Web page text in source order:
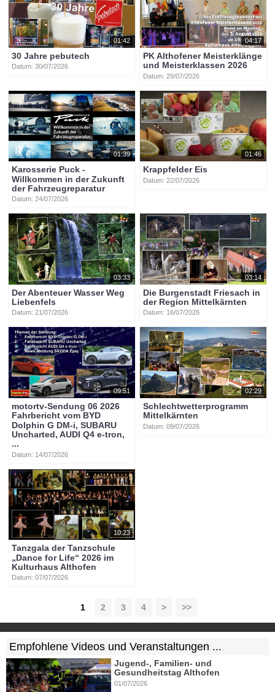
01:42
30 Jahre pebutech
Datum: 30/07/2026
04:17
PK Althofener Meisterklänge
und Meisterklassen 2026
Datum: 29/07/2026
01:39
Karosserie Puck -
Willkommen in der Zukunft
der Fahrzeugreparatur
Datum: 24/07/2026
01:46
Krappfelder Eis
Datum: 22/07/2026
03:33
Der Abenteuer Wasser Weg
Liebenfels
Datum: 21/07/2026
03:14
Die Burgenstadt Friesach in
der Region Mittelkärnten
Datum: 16/07/2026
09:51
motortv-Sendung 06 2026
Fahrbericht vom BYD
Dolphin G DM-i, SUBARU
Uncharted, AUDI Q4 e-tron,
...
Datum: 14/07/2026
02:29
Schlechtwetterprogramm
Mittelkärnten
Datum: 09/07/2026
10:23
Tanzgala der Tanzschule
„Dance for Life“ 2026 im
Kulturhaus Althofen
Datum: 07/07/2026
1 2 3 4 > >>
Empfohlene Videos und Veranstaltungen ...
Jugend-, Familien- und
Gesundheitstag Althofen
01/07/2026